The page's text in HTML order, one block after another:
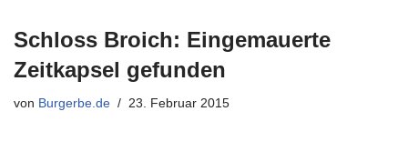
Schloss Broich: Eingemauerte
Zeitkapsel gefunden
von Burgerbe.de 23. Februar 2015